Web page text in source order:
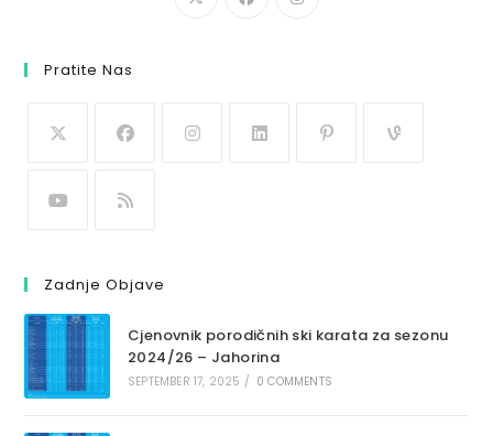
Pratite Nas
Zadnje Objave
Cjenovnik porodičnih ski karata za sezonu
2024/26 – Jahorina
SEPTEMBER 17, 2025 / 0 COMMENTS